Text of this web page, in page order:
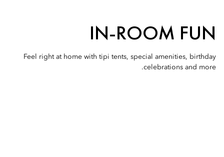
IN-ROOM FUN
Feel right at home with tipi tents, special amenities, birthday
celebrations and more.